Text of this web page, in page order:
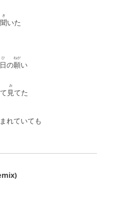
聞
き
いた
日
ひ
の願
ねが
い
見
み
てた
れていても